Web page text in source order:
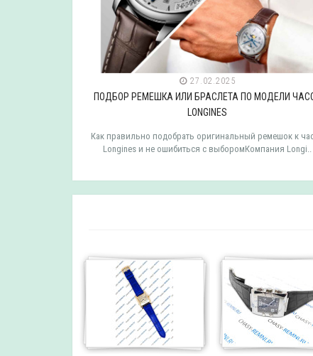
27.02.2025
ПОДБОР РЕМЕШКА ИЛИ БРАСЛЕТА ПО МОДЕЛИ
LONGINES
Как правильно подобрать оригинальный ремешок к
Longines и не ошибиться с выборомКомпания Longi..